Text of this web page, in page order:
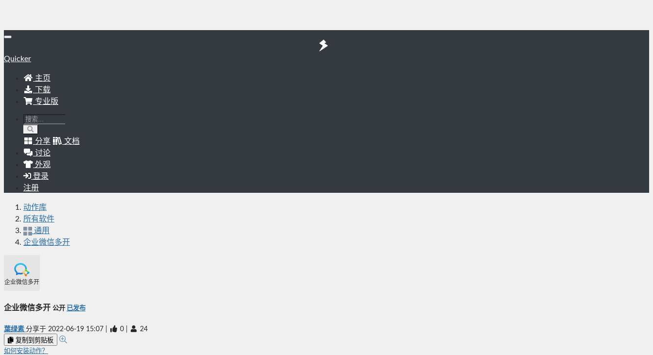
Quicker
主页
下载
专业版
分享
文档
讨论
外观
登录
注册
动作库
所有软件
通用
企业微信多开
企业微信多开
企业微信多开 公开 已发布
葉绿素 分享于 2022-06-19 15:07 0 24
复制到剪贴板
如何安装动作？